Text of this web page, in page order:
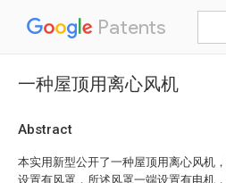
Patents
一种屋顶用离心风机
Abstract
本实用新型公开了一种屋顶用离心风机
设置有风罩，所述风罩一端设置有电机